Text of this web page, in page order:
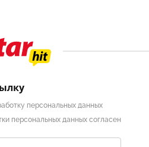
персональных данных
персональных данных согласен